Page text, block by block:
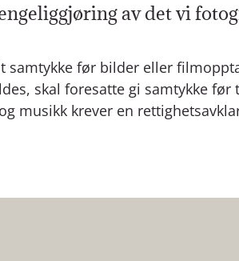
av det vi
samtykke før bilder eller
skal foresatte gi samtykke
musikk krever en